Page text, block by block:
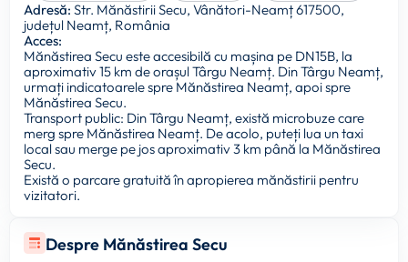
Despre Mănăstirea Secu
Adresă: Str. Mănăstirii Secu, Vânători-Neamț 617500,
județul Neamț, România
Acces:
Mănăstirea Secu este accesibilă cu mașina pe DN15B, la
aproximativ 15 km de orașul Târgu Neamț. Din Târgu Neamț,
urmați indicatoarele spre Mănăstirea Neamț, apoi spre
Mănăstirea Secu.
Transport public: Din Târgu Neamț, există microbuze care
merg spre Mănăstirea Neamț. De acolo, puteți lua un taxi
local sau merge pe jos aproximativ 3 km până la Mănăstirea
Secu.
Există o parcare gratuită în apropierea mănăstirii pentru
vizitatori.